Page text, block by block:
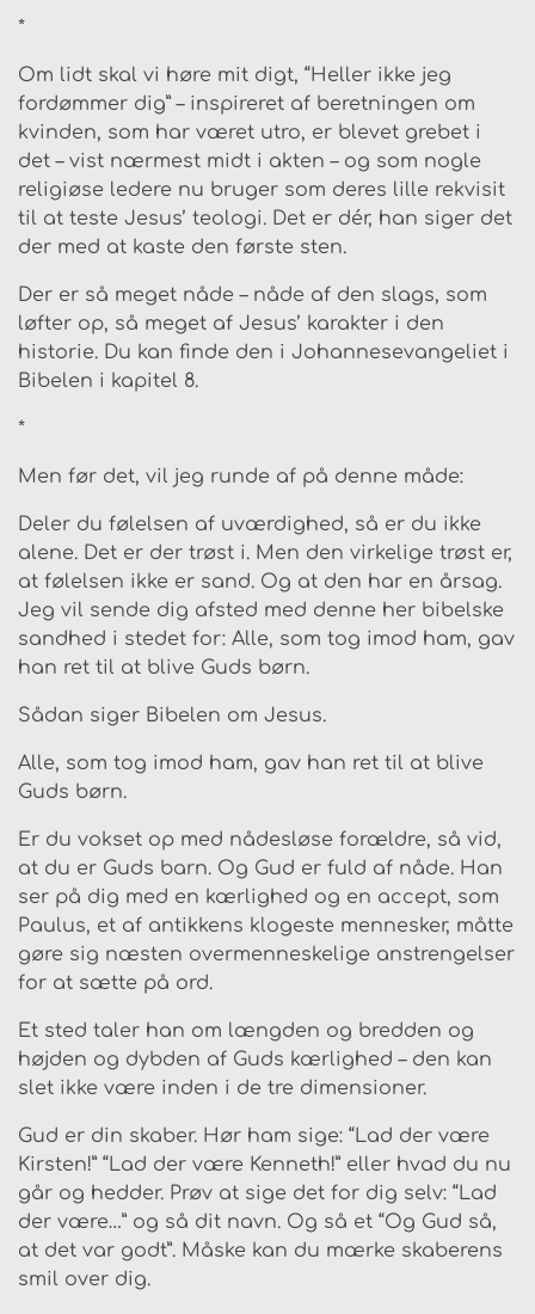
*
Om lidt skal vi høre mit digt, “Heller ikke jeg
fordømmer dig” – inspireret af beretningen om
kvinden, som har været utro, er blevet grebet i
det – vist nærmest midt i akten – og som nogle
religiøse ledere nu bruger som deres lille rekvisit
til at teste Jesus’ teologi. Det er dér, han siger det
der med at kaste den første sten.
Der er så meget nåde – nåde af den slags, som
løfter op, så meget af Jesus’ karakter i den
historie. Du kan finde den i Johannesevangeliet i
Bibelen i kapitel 8.
*
Men før det, vil jeg runde af på denne måde:
Deler du følelsen af uværdighed, så er du ikke
alene. Det er der trøst i. Men den virkelige trøst er,
at følelsen ikke er sand. Og at den har en årsag.
Jeg vil sende dig afsted med denne her bibelske
sandhed i stedet for: Alle, som tog imod ham, gav
han ret til at blive Guds børn.
Sådan siger Bibelen om Jesus.
Alle, som tog imod ham, gav han ret til at blive
Guds børn.
Er du vokset op med nådesløse forældre, så vid,
at du er Guds barn. Og Gud er fuld af nåde. Han
ser på dig med en kærlighed og en accept, som
Paulus, et af antikkens klogeste mennesker, måtte
gøre sig næsten overmenneskelige anstrengelser
for at sætte på ord.
Et sted taler han om længden og bredden og
højden og dybden af Guds kærlighed – den kan
slet ikke være inden i de tre dimensioner.
Gud er din skaber. Hør ham sige: “Lad der være
Kirsten!” “Lad der være Kenneth!” eller hvad du nu
går og hedder. Prøv at sige det for dig selv: “Lad
der være…” og så dit navn. Og så et “Og Gud så,
at det var godt”. Måske kan du mærke skaberens
smil over dig.